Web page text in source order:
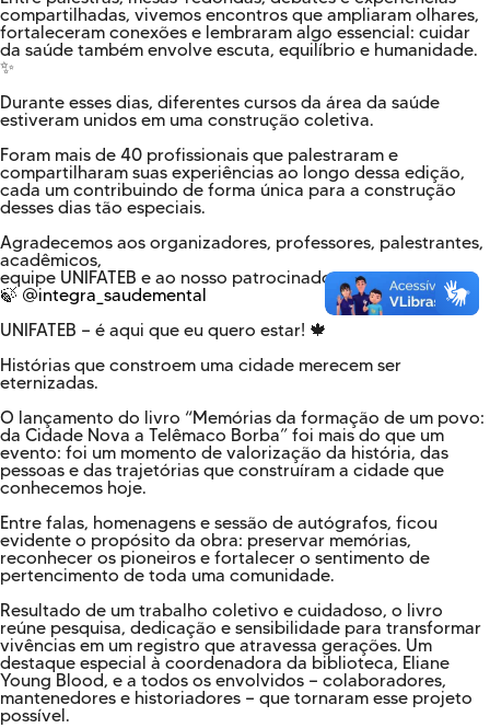
compartilhadas, vivemos encontros que ampliaram olhares,
fortaleceram conexões e lembraram algo essencial: cuidar
da saúde também envolve escuta, equilíbrio e humanidade.
✨
Durante esses dias, diferentes cursos da área da saúde
estiveram unidos em uma construção coletiva.
Foram mais de 40 profissionais que palestraram e
compartilharam suas experiências ao longo dessa edição,
cada um contribuindo de forma única para a construção
desses dias tão especiais.
Agradecemos aos organizadores, professores, palestrantes,
acadêmicos,
equipe UNIFATEB e ao nosso patrocinador:
🍃 @integra_saudemental
UNIFATEB — é aqui que eu quero estar! 🍁
Histórias que constroem uma cidade merecem ser
eternizadas.
O lançamento do livro “Memórias da formação de um povo:
da Cidade Nova a Telêmaco Borba” foi mais do que um
evento: foi um momento de valorização da história, das
pessoas e das trajetórias que construíram a cidade que
conhecemos hoje.
Entre falas, homenagens e sessão de autógrafos, ficou
evidente o propósito da obra: preservar memórias,
reconhecer os pioneiros e fortalecer o sentimento de
pertencimento de toda uma comunidade.
Resultado de um trabalho coletivo e cuidadoso, o livro
reúne pesquisa, dedicação e sensibilidade para transformar
vivências em um registro que atravessa gerações. Um
destaque especial à coordenadora da biblioteca, Eliane
Young Blood, e a todos os envolvidos — colaboradores,
mantenedores e historiadores — que tornaram esse projeto
possível.